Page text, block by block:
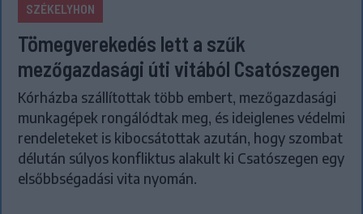
SZÉKELYHON
Tömegverekedés lett a szűk
mezőgazdasági úti vitából Csatószegen
Kórházba szállítottak több embert, mezőgazdasági
munkagépek rongálódtak meg, és ideiglenes védelmi
rendeleteket is kibocsátottak azután, hogy szombat
délután súlyos konfliktus alakult ki Csatószegen egy
elsőbbségadási vita nyomán.